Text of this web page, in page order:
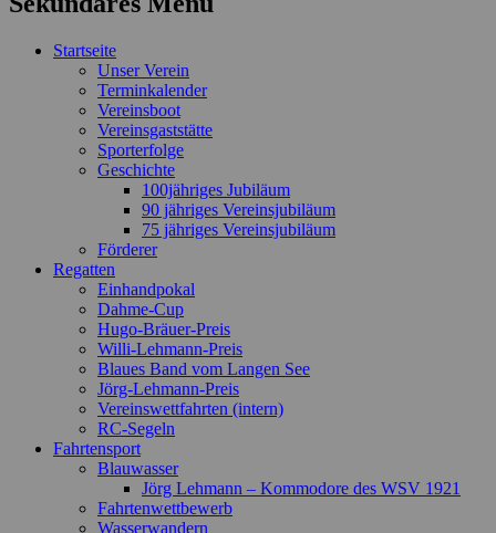
Zum
Startseite
Unser Verein
Terminkalender
Vereinsboot
Vereinsgaststätte
Sporterfolge
Geschichte
100jähriges Jubiläum
90 jähriges Vereinsjubiläum
75 jähriges Vereinsjubiläum
Förderer
Regatten
Einhandpokal
Dahme-Cup
Hugo-Bräuer-Preis
Willi-Lehmann-Preis
Blaues Band vom Langen See
Jörg-Lehmann-Preis
Vereinswettfahrten (intern)
RC-Segeln
Fahrtensport
Blauwasser
Jörg Lehmann – Kommodore des WSV 1921
Fahrtenwettbewerb
Wasserwandern